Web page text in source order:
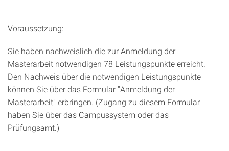
Voraussetzung:
Sie haben nachweislich die zur Anmeldung der
Masterarbeit notwendigen 78 Leistungspunkte erreicht.
Den Nachweis über die notwendigen Leistungspunkte
können Sie über das Formular "Anmeldung der
Masterarbeit" erbringen. (Zugang zu diesem Formular
haben Sie über das Campussystem oder das
Prüfungsamt.)